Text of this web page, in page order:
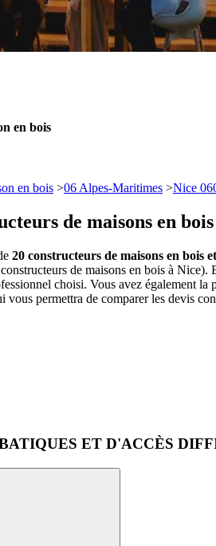
en bois
en bois >06 Alpes-Maritimes >Nice
de maisons en
20 constructeurs de maisons en bois
de maisons en bois à
choisi. Vous avez également
vous permettra de comparer les devis
ET D'ACCÈS